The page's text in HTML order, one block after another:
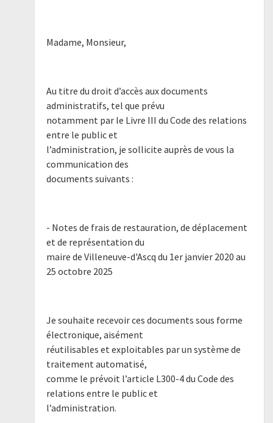
Madame, Monsieur,
Au titre du droit d’accès aux documents
administratifs, tel que prévu
notamment par le Livre III du Code des relations
entre le public et
l’administration, je sollicite auprès de vous la
communication des
documents suivants :
- Notes de frais de restauration, de déplacement
et de représentation du
maire de Villeneuve-d'Ascq du 1er janvier 2020 au
25 octobre 2025
Je souhaite recevoir ces documents sous forme
électronique, aisément
réutilisables et exploitables par un système de
traitement automatisé,
comme le prévoit l’article L300-4 du Code des
relations entre le public et
l’administration.